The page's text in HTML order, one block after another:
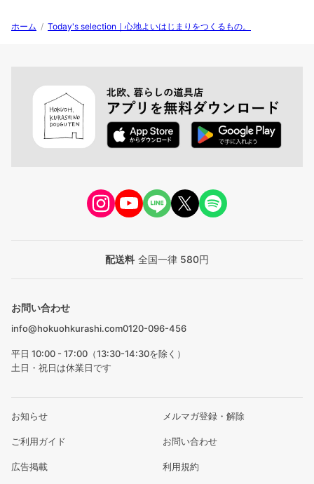
ホーム / Today's selection｜心地よいはじまりをつくるもの。
配送料 全国一律 580円
お問い合わせ
info@hokuohkurashi.com0120-096-456
平日 10:00 - 17:00（13:30-14:30を除く）
土日・祝日は休業日です
お知らせ メルマガ登録・解除
ご利用ガイド お問い合わせ
広告掲載 利用規約